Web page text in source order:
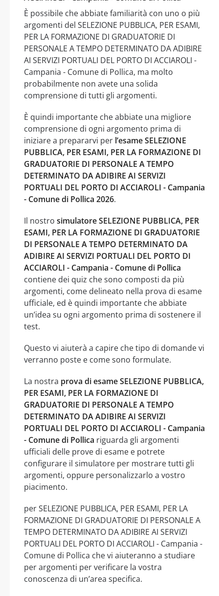
È possibile che abbiate familiarità con uno o più
argomenti del SELEZIONE PUBBLICA, PER ESAMI,
PER LA FORMAZIONE DI GRADUATORIE DI
PERSONALE A TEMPO DETERMINATO DA ADIBIRE
AI SERVIZI PORTUALI DEL PORTO DI ACCIAROLI -
Campania - Comune di Pollica, ma molto
probabilmente non avete una solida
comprensione di tutti gli argomenti.
È quindi importante che abbiate una migliore
comprensione di ogni argomento prima di
iniziare a prepararvi per l’esame SELEZIONE
PUBBLICA, PER ESAMI, PER LA FORMAZIONE DI
GRADUATORIE DI PERSONALE A TEMPO
DETERMINATO DA ADIBIRE AI SERVIZI
PORTUALI DEL PORTO DI ACCIAROLI - Campania
- Comune di Pollica 2026.
Il nostro simulatore SELEZIONE PUBBLICA, PER
ESAMI, PER LA FORMAZIONE DI GRADUATORIE
DI PERSONALE A TEMPO DETERMINATO DA
ADIBIRE AI SERVIZI PORTUALI DEL PORTO DI
ACCIAROLI - Campania - Comune di Pollica
contiene dei quiz che sono composti da più
argomenti, come delineato nella prova di esame
ufficiale, ed è quindi importante che abbiate
un’idea su ogni argomento prima di sostenere il
test.
Questo vi aiuterà a capire che tipo di domande vi
verranno poste e come sono formulate.
La nostra prova di esame SELEZIONE PUBBLICA,
PER ESAMI, PER LA FORMAZIONE DI
GRADUATORIE DI PERSONALE A TEMPO
DETERMINATO DA ADIBIRE AI SERVIZI
PORTUALI DEL PORTO DI ACCIAROLI - Campania
- Comune di Pollica riguarda gli argomenti
ufficiali delle prove di esame e potrete
configurare il simulatore per mostrare tutti gli
argomenti, oppure personalizzarlo a vostro
piacimento.
per SELEZIONE PUBBLICA, PER ESAMI, PER LA
FORMAZIONE DI GRADUATORIE DI PERSONALE A
TEMPO DETERMINATO DA ADIBIRE AI SERVIZI
PORTUALI DEL PORTO DI ACCIAROLI - Campania -
Comune di Pollica che vi aiuteranno a studiare
per argomenti per verificare la vostra
conoscenza di un’area specifica.